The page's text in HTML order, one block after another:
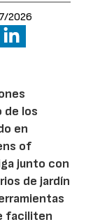
2026
de los
en
of
junto con
de jardín
faciliten